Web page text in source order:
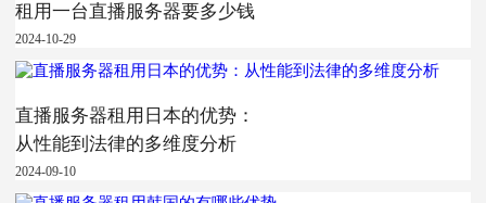
租用一台直播服务器要多少钱
2024-10-29
直播服务器租用日本的优势：
从性能到法律的多维度分析
2024-09-10